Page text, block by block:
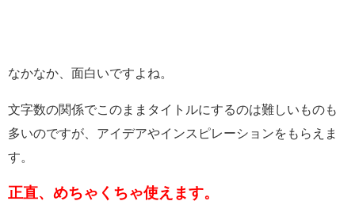
なかなか、面白いですよね。
文字数の関係でこのままタイトルにするのは難しいものも
多いのですが、アイデアやインスピレーションをもらえま
す。
正直、めちゃくちゃ使えます。